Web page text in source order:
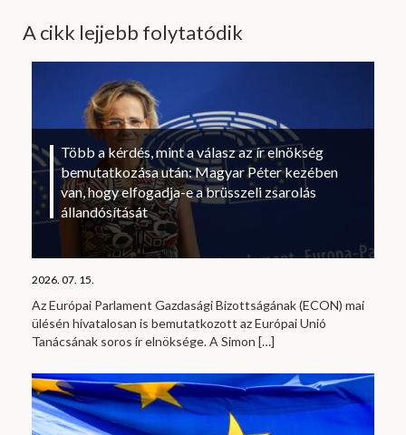
A cikk lejjebb folytatódik
Több a kérdés, mint a válasz az ír elnökség
bemutatkozása után: Magyar Péter kezében
van, hogy elfogadja-e a brüsszeli zsarolás
állandósítását
2026. 07. 15.
Az Európai Parlament Gazdasági Bizottságának (ECON) mai
ülésén hivatalosan is bemutatkozott az Európai Unió
Tanácsának soros ír elnöksége. A Simon […]